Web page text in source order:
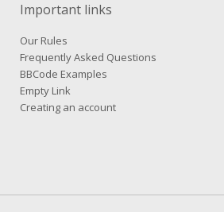
Important links
Our Rules
Frequently Asked Questions
BBCode Examples
Empty Link
Creating an account